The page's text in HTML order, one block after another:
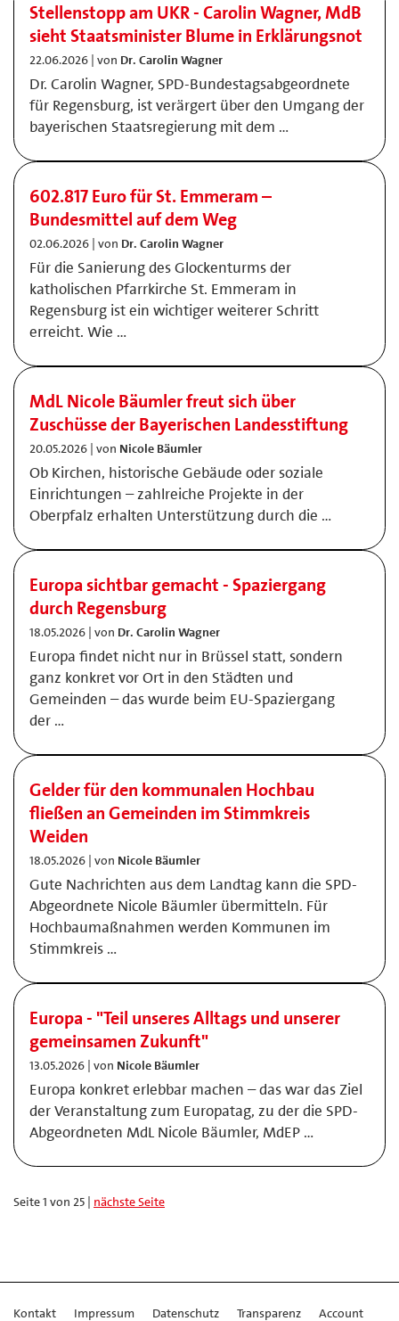
Stellenstopp am UKR - Carolin Wagner, MdB
sieht Staatsminister Blume in Erklärungsnot
22.06.2026 | von Dr. Carolin Wagner
Dr. Carolin Wagner, SPD-Bundestagsabgeordnete
für Regensburg, ist verärgert über den Umgang der
bayerischen Staatsregierung mit dem …
602.817 Euro für St. Emmeram –
Bundesmittel auf dem Weg
02.06.2026 | von Dr. Carolin Wagner
Für die Sanierung des Glockenturms der
katholischen Pfarrkirche St. Emmeram in
Regensburg ist ein wichtiger weiterer Schritt
erreicht. Wie …
MdL Nicole Bäumler freut sich über
Zuschüsse der Bayerischen Landesstiftung
20.05.2026 | von Nicole Bäumler
Ob Kirchen, historische Gebäude oder soziale
Einrichtungen – zahlreiche Projekte in der
Oberpfalz erhalten Unterstützung durch die …
Europa sichtbar gemacht - Spaziergang
durch Regensburg
18.05.2026 | von Dr. Carolin Wagner
Europa findet nicht nur in Brüssel statt, sondern
ganz konkret vor Ort in den Städten und
Gemeinden – das wurde beim EU-Spaziergang
der …
Gelder für den kommunalen Hochbau
fließen an Gemeinden im Stimmkreis
Weiden
18.05.2026 | von Nicole Bäumler
Gute Nachrichten aus dem Landtag kann die SPD-
Abgeordnete Nicole Bäumler übermitteln. Für
Hochbaumaßnahmen werden Kommunen im
Stimmkreis …
Europa - "Teil unseres Alltags und unserer
gemeinsamen Zukunft"
13.05.2026 | von Nicole Bäumler
Europa konkret erlebbar machen – das war das Ziel
der Veranstaltung zum Europatag, zu der die SPD-
Abgeordneten MdL Nicole Bäumler, MdEP …
Seite 1 von 25 | nächste Seite
Kontakt Impressum Datenschutz Transparenz Account